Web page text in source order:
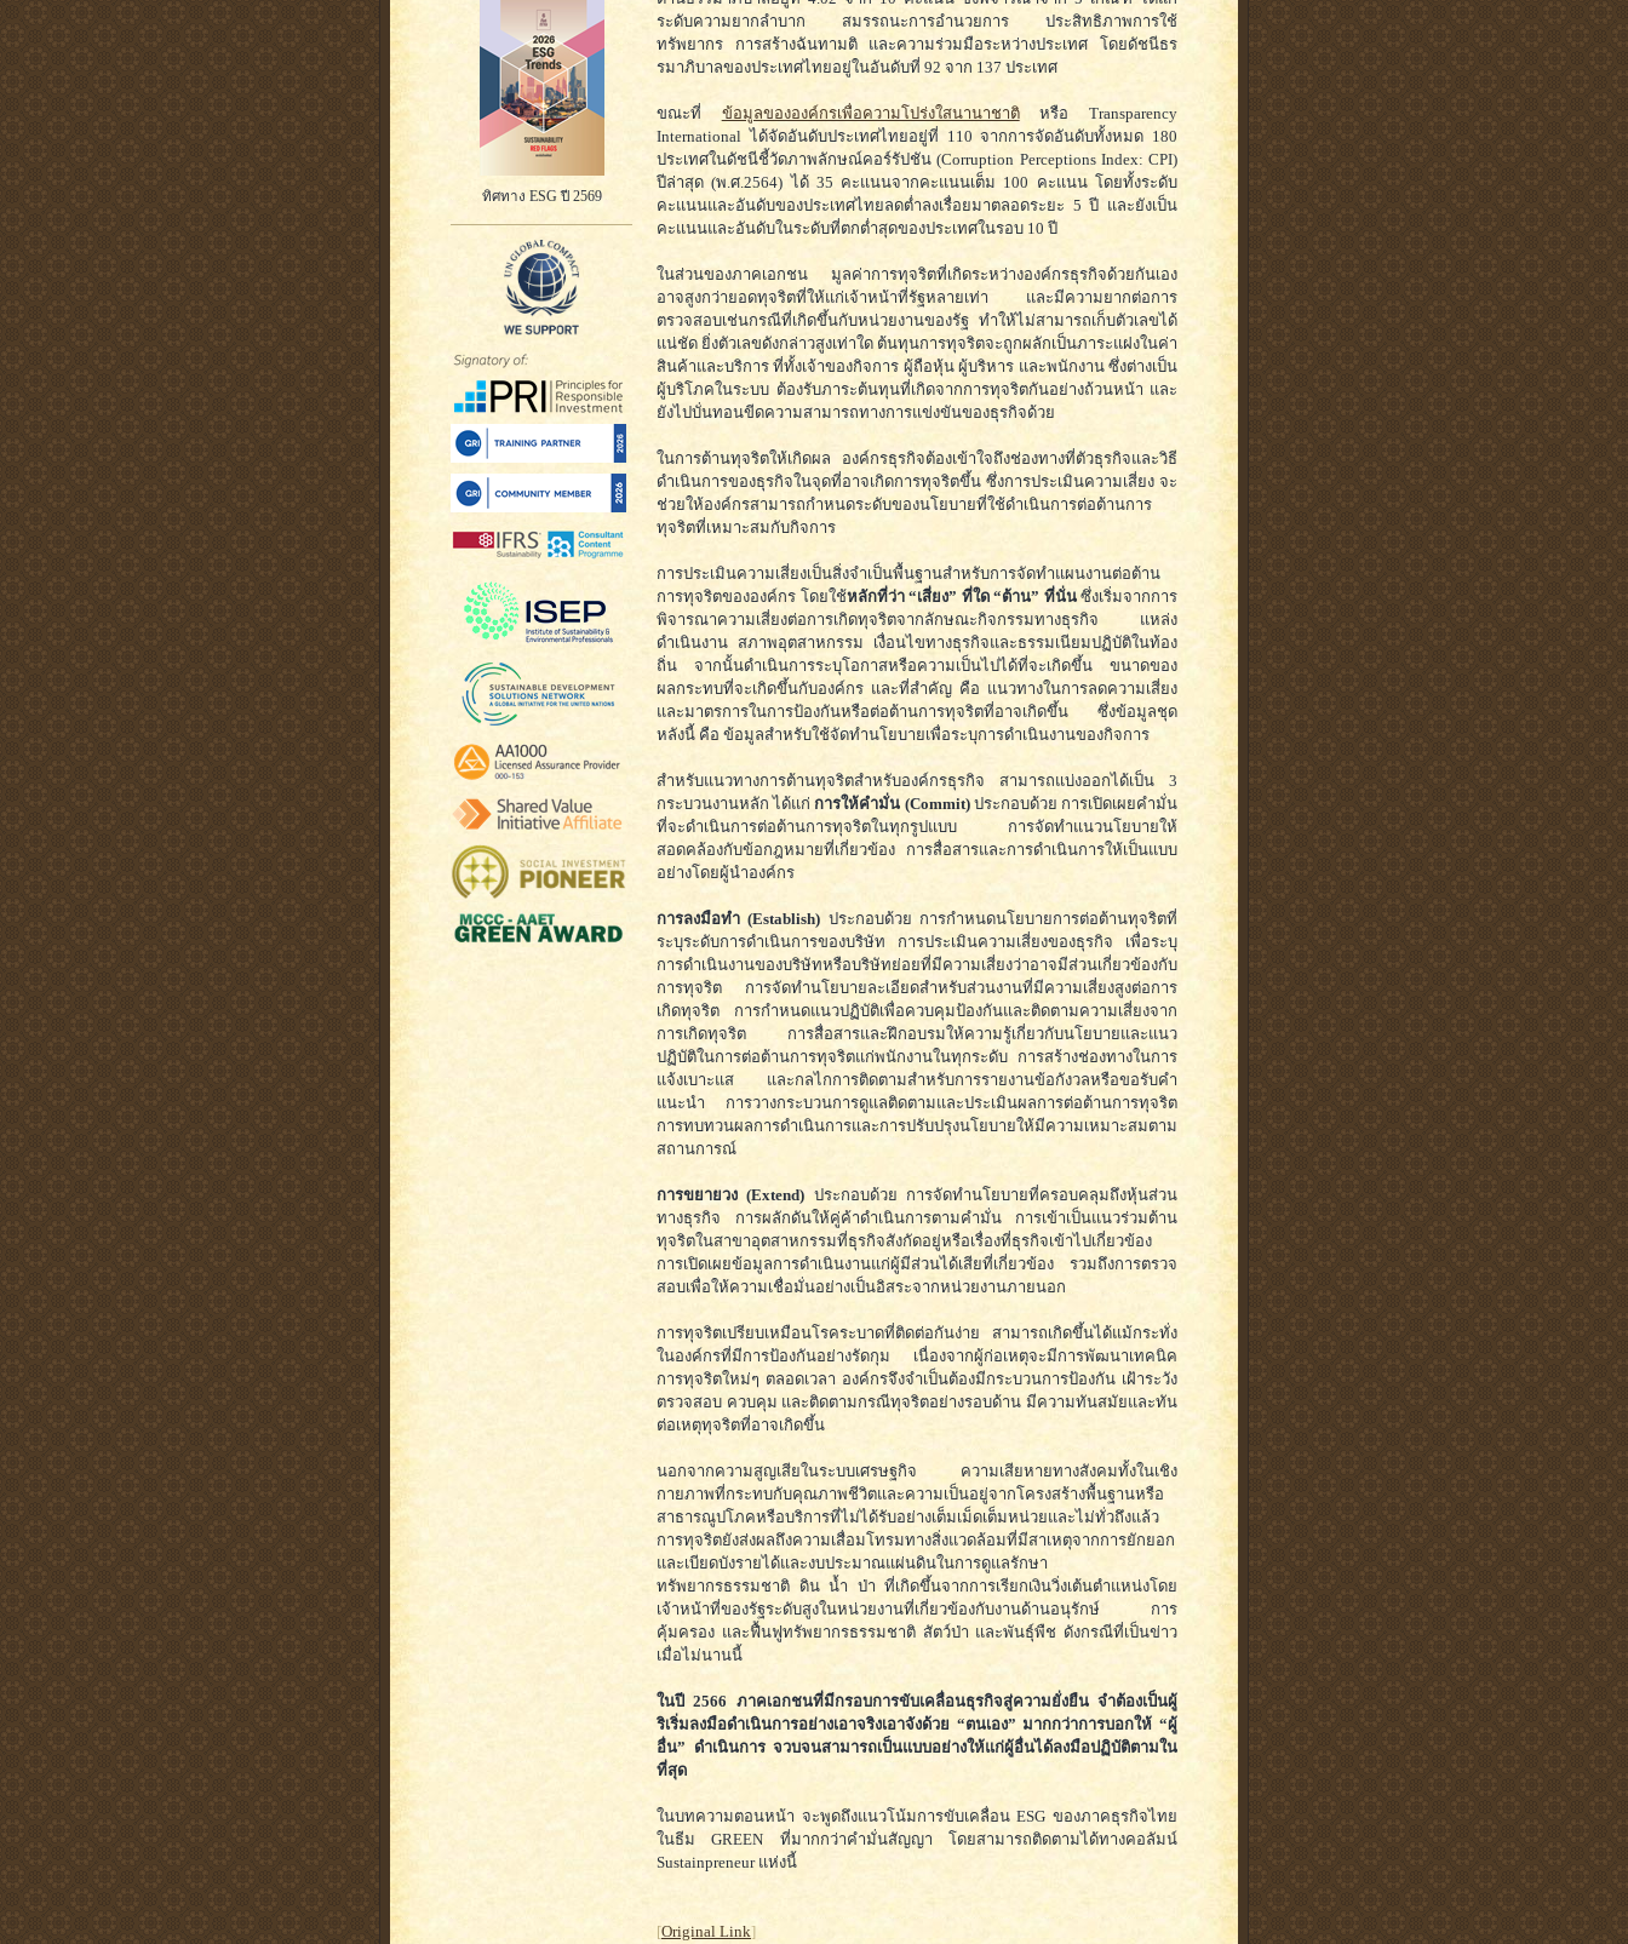
ทิศทาง ESG ปี 2569
ระดับความยากลำบาก สมรรถนะการอำนวยการ ประสิทธิภาพการใช้
ทรัพยากร การสร้างฉันทามติ และความร่วมมือระหว่างประเทศ โดยดัชนีธร
รมาภิบาลของประเทศไทยอยู่ในอันดับที่ 92 จาก 137 ประเทศ
ขณะที่ ข้อมูลขององค์กรเพื่อความโปร่งใสนานาชาติหรือ Transparency
International ได้จัดอันดับประเทศไทยอยู่ที่ 110 จากการจัดอันดับทั้งหมด 180
ประเทศในดัชนีชี้วัดภาพลักษณ์คอร์รัปชัน (Corruption Perceptions Index: CPI)
ปีล่าสุด (พ.ศ.2564) ได้ 35 คะแนนจากคะแนนเต็ม 100 คะแนน โดยทั้งระดับ
คะแนนและอันดับของประเทศไทยลดต่ำลงเรื่อยมาตลอดระยะ 5 ปี และยังเป็น
คะแนนและอันดับในระดับที่ตกต่ำสุดของประเทศในรอบ 10 ปี
ในส่วนของภาคเอกชน มูลค่าการทุจริตที่เกิดระหว่างองค์กรธุรกิจด้วยกันเอง
อาจสูงกว่ายอดทุจริตที่ให้แก่เจ้าหน้าที่รัฐหลายเท่า และมีความยากต่อการ
ตรวจสอบเช่นกรณีที่เกิดขึ้นกับหน่วยงานของรัฐ ทำให้ไม่สามารถเก็บตัวเลขได้
แน่ชัด ยิ่งตัวเลขดังกล่าวสูงเท่าใด ต้นทุนการทุจริตจะถูกผลักเป็นภาระแฝงในค่า
สินค้าและบริการ ที่ทั้งเจ้าของกิจการ ผู้ถือหุ้น ผู้บริหาร และพนักงาน ซึ่งต่างเป็น
ผู้บริโภคในระบบ ต้องรับภาระต้นทุนที่เกิดจากการทุจริตกันอย่างถ้วนหน้า และ
ยังไปบั่นทอนขีดความสามารถทางการแข่งขันของธุรกิจด้วย
ในการต้านทุจริตให้เกิดผล องค์กรธุรกิจต้องเข้าใจถึงช่องทางที่ตัวธุรกิจและวิธี
ดำเนินการของธุรกิจในจุดที่อาจเกิดการทุจริตขึ้น ซึ่งการประเมินความเสี่ยง จะ
ช่วยให้องค์กรสามารถกำหนดระดับของนโยบายที่ใช้ดำเนินการต่อต้านการ
ทุจริตที่เหมาะสมกับกิจการ
การประเมินความเสี่ยงเป็นสิ่งจำเป็นพื้นฐานสำหรับการจัดทำแผนงานต่อต้าน
การทุจริตขององค์กร โดยใช้หลักที่ว่า “เสี่ยง” ที่ใด “ต้าน” ที่นั่นซึ่งเริ่มจากการ
พิจารณาความเสี่ยงต่อการเกิดทุจริตจากลักษณะกิจกรรมทางธุรกิจ แหล่ง
ดำเนินงาน สภาพอุตสาหกรรม เงื่อนไขทางธุรกิจและธรรมเนียมปฏิบัติในท้อง
ถิ่น จากนั้นดำเนินการระบุโอกาสหรือความเป็นไปได้ที่จะเกิดขึ้น ขนาดของ
ผลกระทบที่จะเกิดขึ้นกับองค์กร และที่สำคัญ คือ แนวทางในการลดความเสี่ยง
และมาตรการในการป้องกันหรือต่อต้านการทุจริตที่อาจเกิดขึ้น ซึ่งข้อมูลชุด
หลังนี้ คือ ข้อมูลสำหรับใช้จัดทำนโยบายเพื่อระบุการดำเนินงานของกิจการ
สำหรับแนวทางการต้านทุจริตสำหรับองค์กรธุรกิจ สามารถแบ่งออกได้เป็น 3
กระบวนงานหลัก ได้แก่การให้คำมั่น (Commit)ประกอบด้วย การเปิดเผยคำมั่น
ที่จะดำเนินการต่อต้านการทุจริตในทุกรูปแบบ การจัดทำแนวนโยบายให้
สอดคล้องกับข้อกฎหมายที่เกี่ยวข้อง การสื่อสารและการดำเนินการให้เป็นแบบ
อย่างโดยผู้นำองค์กร
การลงมือทำ (Establish) ประกอบด้วย การกำหนดนโยบายการต่อต้านทุจริตที่
ระบุระดับการดำเนินการของบริษัท การประเมินความเสี่ยงของธุรกิจ เพื่อระบุ
การดำเนินงานของบริษัทหรือบริษัทย่อยที่มีความเสี่ยงว่าอาจมีส่วนเกี่ยวข้องกับ
การทุจริต การจัดทำนโยบายละเอียดสำหรับส่วนงานที่มีความเสี่ยงสูงต่อการ
เกิดทุจริต การกำหนดแนวปฏิบัติเพื่อควบคุมป้องกันและติดตามความเสี่ยงจาก
การเกิดทุจริต การสื่อสารและฝึกอบรมให้ความรู้เกี่ยวกับนโยบายและแนว
ปฏิบัติในการต่อต้านการทุจริตแก่พนักงานในทุกระดับ การสร้างช่องทางในการ
แจ้งเบาะแส และกลไกการติดตามสำหรับการรายงานข้อกังวลหรือขอรับคำ
แนะนำ การวางกระบวนการดูแลติดตามและประเมินผลการต่อต้านการทุจริต
การทบทวนผลการดำเนินการและการปรับปรุงนโยบายให้มีความเหมาะสมตาม
สถานการณ์
การขยายวง (Extend) ประกอบด้วย การจัดทำนโยบายที่ครอบคลุมถึงหุ้นส่วน
ทางธุรกิจ การผลักดันให้คู่ค้าดำเนินการตามคำมั่น การเข้าเป็นแนวร่วมต้าน
ทุจริตในสาขาอุตสาหกรรมที่ธุรกิจสังกัดอยู่หรือเรื่องที่ธุรกิจเข้าไปเกี่ยวข้อง
การเปิดเผยข้อมูลการดำเนินงานแก่ผู้มีส่วนได้เสียที่เกี่ยวข้อง รวมถึงการตรวจ
สอบเพื่อให้ความเชื่อมั่นอย่างเป็นอิสระจากหน่วยงานภายนอก
การทุจริตเปรียบเหมือนโรคระบาดที่ติดต่อกันง่าย สามารถเกิดขึ้นได้แม้กระทั่ง
ในองค์กรที่มีการป้องกันอย่างรัดกุม เนื่องจากผู้ก่อเหตุจะมีการพัฒนาเทคนิค
การทุจริตใหม่ๆ ตลอดเวลา องค์กรจึงจำเป็นต้องมีกระบวนการป้องกัน เฝ้าระวัง
ตรวจสอบ ควบคุม และติดตามกรณีทุจริตอย่างรอบด้าน มีความทันสมัยและทัน
ต่อเหตุทุจริตที่อาจเกิดขึ้น
นอกจากความสูญเสียในระบบเศรษฐกิจ ความเสียหายทางสังคมทั้งในเชิง
กายภาพที่กระทบกับคุณภาพชีวิตและความเป็นอยู่จากโครงสร้างพื้นฐานหรือ
สาธารณูปโภคหรือบริการที่ไม่ได้รับอย่างเต็มเม็ดเต็มหน่วยและไม่ทั่วถึงแล้ว
การทุจริตยังส่งผลถึงความเสื่อมโทรมทางสิ่งแวดล้อมที่มีสาเหตุจากการยักยอก
และเบียดบังรายได้และงบประมาณแผ่นดินในการดูแลรักษา
ทรัพยากรธรรมชาติ ดิน น้ำ ป่า ที่เกิดขึ้นจากการเรียกเงินวิ่งเต้นตำแหน่งโดย
เจ้าหน้าที่ของรัฐระดับสูงในหน่วยงานที่เกี่ยวข้องกับงานด้านอนุรักษ์ การ
คุ้มครอง และฟื้นฟูทรัพยากรธรรมชาติ สัตว์ป่า และพันธุ์พืช ดังกรณีที่เป็นข่าว
เมื่อไม่นานนี้
ในปี 2566 ภาคเอกชนที่มีกรอบการขับเคลื่อนธุรกิจสู่ความยั่งยืน จำต้องเป็นผู้
ริเริ่มลงมือดำเนินการอย่างเอาจริงเอาจังด้วย “ตนเอง” มากกว่าการบอกให้ “ผู้
อื่น” ดำเนินการ จวบจนสามารถเป็นแบบอย่างให้แก่ผู้อื่นได้ลงมือปฏิบัติตามใน
ที่สุด
ในบทความตอนหน้า จะพูดถึงแนวโน้มการขับเคลื่อน ESG ของภาคธุรกิจไทย
ในธีม GREEN ที่มากกว่าคำมั่นสัญญา โดยสามารถติดตามได้ทางคอลัมน์
Sustainpreneur แห่งนี้
[Original Link]